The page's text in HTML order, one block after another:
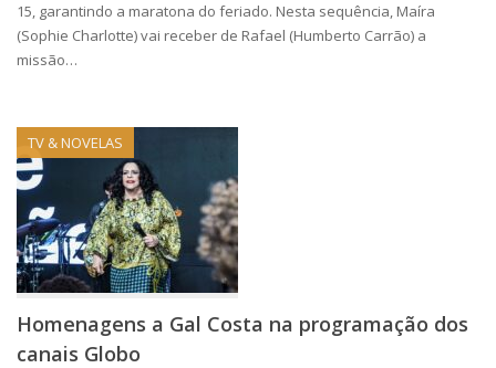
15, garantindo a maratona do feriado. Nesta sequência, Maíra
(Sophie Charlotte) vai receber de Rafael (Humberto Carrão) a
missão…
TV & NOVELAS
Homenagens a Gal Costa na programação dos
canais Globo